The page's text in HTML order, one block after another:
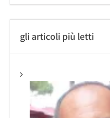
gli articoli più letti